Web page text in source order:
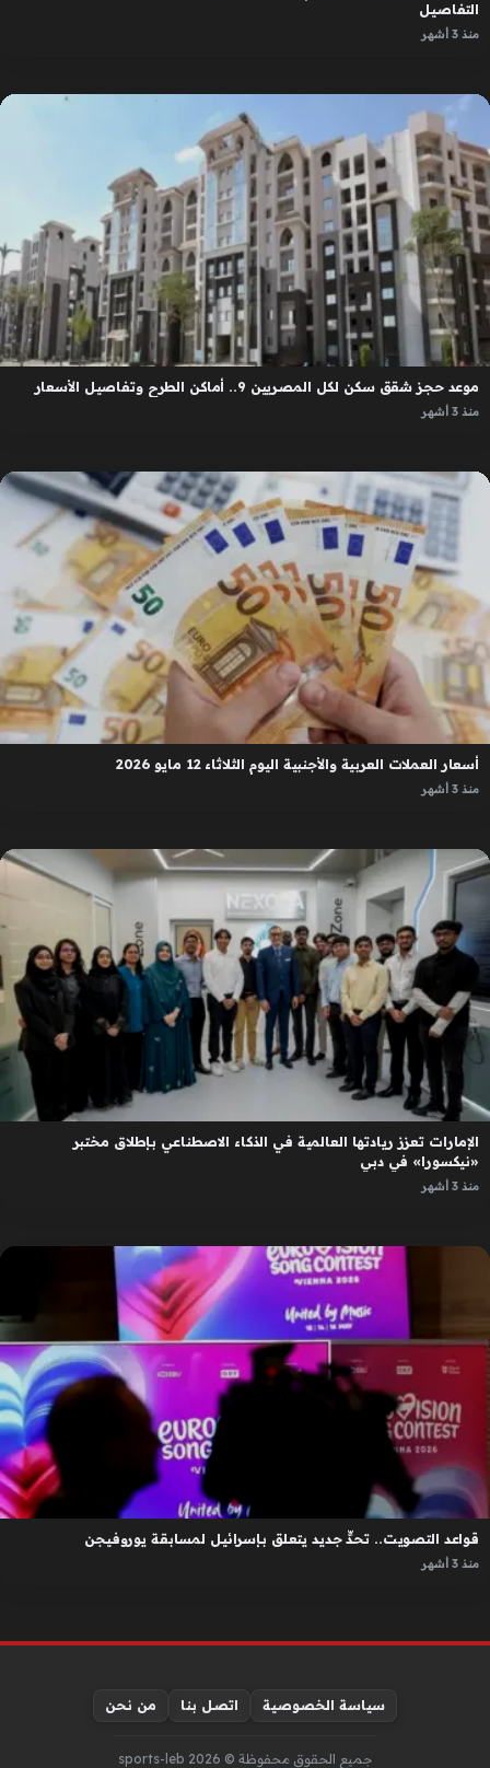
التفاصيل
منذ 3 أشهر
موعد حجز شقق سكن لكل المصريين 9.. أماكن الطرح وتفاصيل الأسعار
منذ 3 أشهر
أسعار العملات العربية والأجنبية اليوم الثلاثاء 12 مايو 2026
منذ 3 أشهر
الإمارات تعزز ريادتها العالمية في الذكاء الاصطناعي بإطلاق مختبر
«نيكسورا» في دبي
منذ 3 أشهر
قواعد التصويت.. تحدٍّ جديد يتعلق بإسرائيل لمسابقة يوروفيجن
منذ 3 أشهر
سياسة الخصوصية اتصل بنا من نحن
جميع الحقوق محفوظة © sports-leb 2026